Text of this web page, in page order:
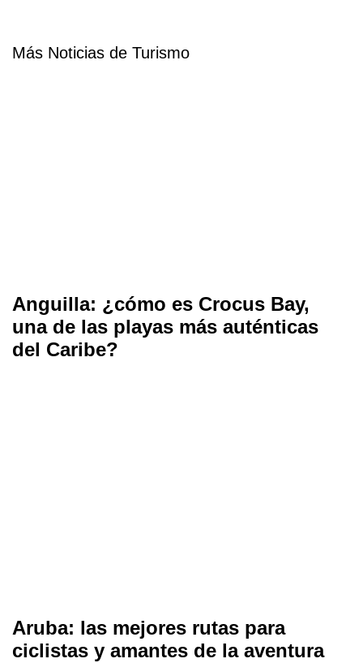
Más Noticias de Turismo
Anguilla: ¿cómo es Crocus Bay,
una de las playas más auténticas
del Caribe?
Aruba: las mejores rutas para
ciclistas y amantes de la aventura